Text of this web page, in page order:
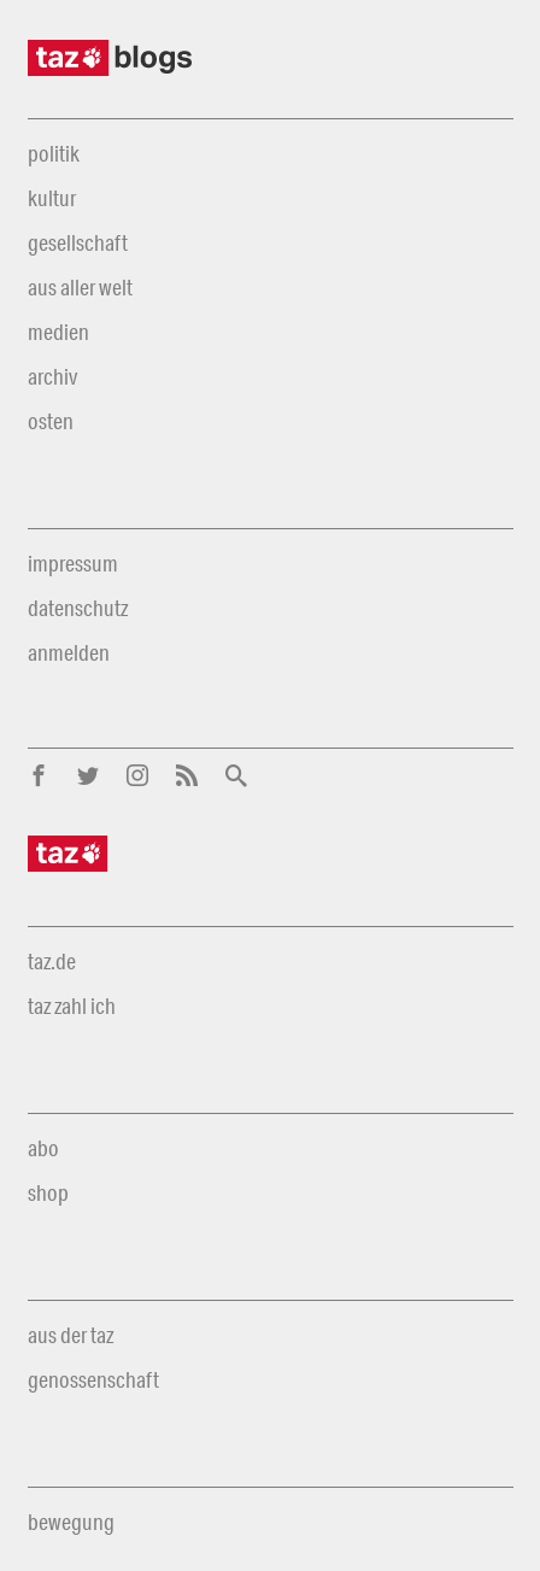
politik
kultur
gesellschaft
aus aller welt
medien
archiv
osten
impressum
datenschutz
anmelden
taz.de
taz zahl ich
abo
shop
aus der taz
genossenschaft
bewegung